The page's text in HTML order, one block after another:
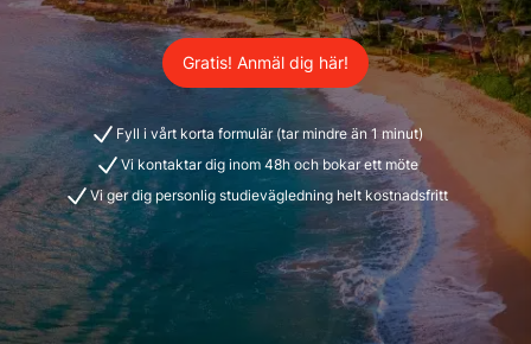
Gratis! Anmäl dig här!
Fyll i vårt korta formulär (tar mindre än 1 minut)
Vi kontaktar dig inom 48h och bokar ett möte
Vi ger dig personlig studievägledning helt kostnadsfritt